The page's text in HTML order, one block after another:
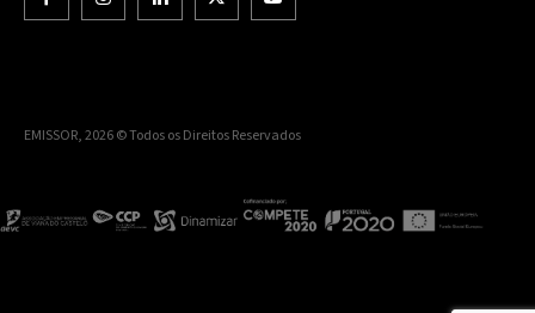
EMISSOR, 2026 © Todos os Direitos Reservados